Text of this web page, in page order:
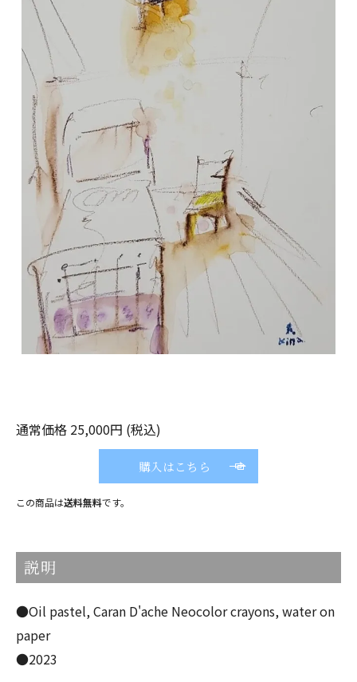
通常価格 25,000円 (税込)
購入はこちら
この商品は送料無料です。
説明
●Oil pastel, Caran D'ache Neocolor crayons, water on
paper
●2023